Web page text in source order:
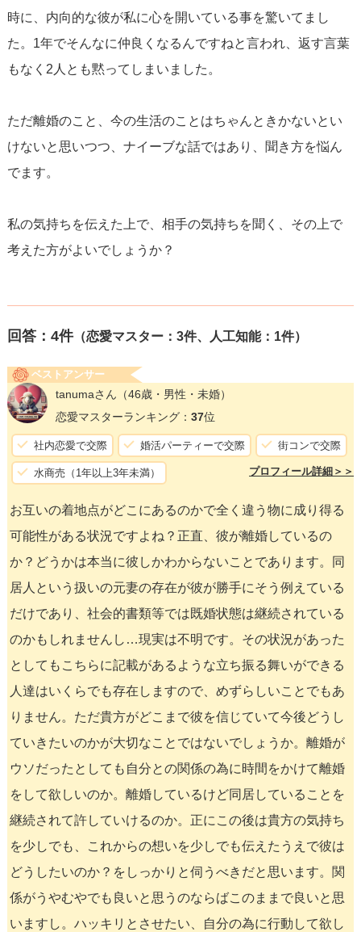
時に、内向的な彼が私に心を開いている事を驚いてまし
た。1年でそんなに仲良くなるんですねと言われ、返す言葉
もなく2人とも黙ってしまいました。
ただ離婚のこと、今の生活のことはちゃんときかないとい
けないと思いつつ、ナイーブな話ではあり、聞き方を悩ん
でます。
私の気持ちを伝えた上で、相手の気持ちを聞く、その上で
考えた方がよいでしょうか？
回答： 4件（恋愛マスター：3件、人工知能：1件）
ベストアンサー
tanumaさん （46歳・男性・未婚）
恋愛マスターランキング： 37位
社内恋愛で交際 婚活パーティーで交際 街コンで交際
水商売（1年以上3年未満） プロフィール詳細＞＞
お互いの着地点がどこにあるのかで全く違う物に成り得る
可能性がある状況ですよね？正直、彼が離婚しているの
か？どうかは本当に彼しかわからないことであります。同
居人という扱いの元妻の存在が彼が勝手にそう例えている
だけであり、社会的書類等では既婚状態は継続されている
のかもしれませんし…現実は不明です。その状況があった
としてもこちらに記載があるような立ち振る舞いができる
人達はいくらでも存在しますので、めずらしいことでもあ
りません。ただ貴方がどこまで彼を信じていて今後どうし
ていきたいのかが大切なことではないでしょうか。離婚が
ウソだったとしても自分との関係の為に時間をかけて離婚
をして欲しいのか。離婚しているけど同居していることを
継続されて許していけるのか。正にこの後は貴方の気持ち
を少しでも、これからの想いを少しでも伝えたうえで彼は
どうしたいのか？をしっかりと伺うべきだと思います。関
係がうやむやでも良いと思うのならばこのままで良いと思
いますし。ハッキリとさせたい、自分の為に行動して欲し